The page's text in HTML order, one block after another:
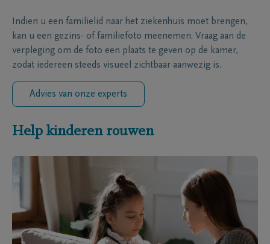
Indien u een familielid naar het ziekenhuis moet brengen,
kan u een gezins- of familiefoto meenemen. Vraag aan de
verpleging om de foto een plaats te geven op de kamer,
zodat iedereen steeds visueel zichtbaar aanwezig is.
Advies van onze experts
Help kinderen rouwen